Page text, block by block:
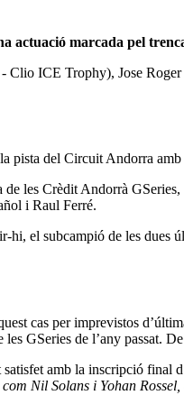
actuació marcada pel
ICE Trophy), Jose Roger
pista del Circuit Andorra
de les Crèdit Andorrà
i Raul Ferré.
el subcampió de les dues
cas per imprevistos
GSeries de l’any passat.
amb la inscripció final
Nil Solans i Yohan